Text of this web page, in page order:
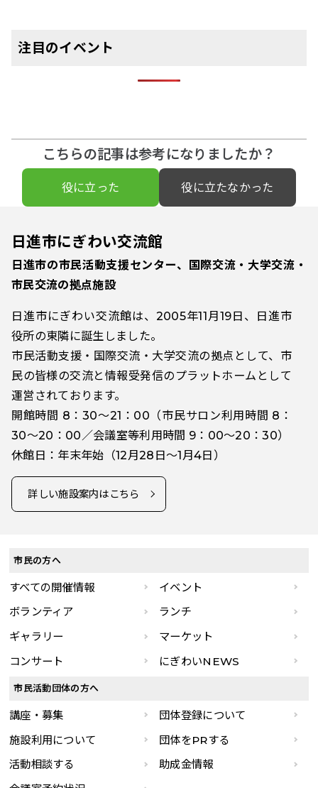
注目のイベント
こちらの記事は参考になりましたか？
役に立った 役に立たなかった
日進市にぎわい交流館
日進市の市民活動支援センター、国際交流・大学交流・
市民交流の拠点施設
日進市にぎわい交流館は、2005年11月19日、日進市
役所の東隣に誕生しました。
市民活動支援・国際交流・大学交流の拠点として、市
民の皆様の交流と情報受発信のプラットホームとして
運営されております。
開館時間 8：30～21：00（市民サロン利用時間 8：
30～20：00／会議室等利用時間 9：00～20：30）
休館日：年末年始（12月28日～1月4日）
詳しい施設案内はこちら
市民の方へ
すべての開催情報
イベント
ボランティア
ランチ
ギャラリー
マーケット
コンサート
にぎわいNEWS
市民活動団体の方へ
講座・募集
団体登録について
施設利用について
団体をPRする
活動相談する
助成金情報